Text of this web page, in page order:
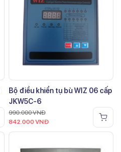
Bộ điều khiển tụ bù WIZ 06 cấp
JKW5C-6
990.000VNĐ
842.000 VNĐ